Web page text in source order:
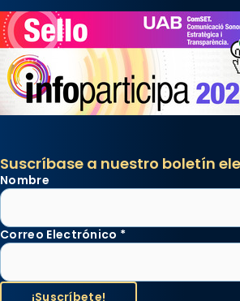
Suscríbase a nuestro boletín
Nombre
Correo Electrónico *